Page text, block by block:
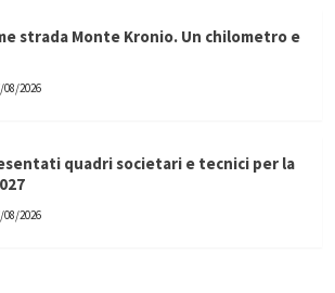
strada Monte Kronio. Un chilometro e
08/2026
quadri societari e tecnici per la
08/2026